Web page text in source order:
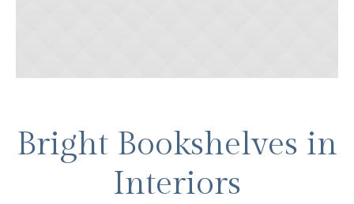
Bright Bookshelves in
Interiors